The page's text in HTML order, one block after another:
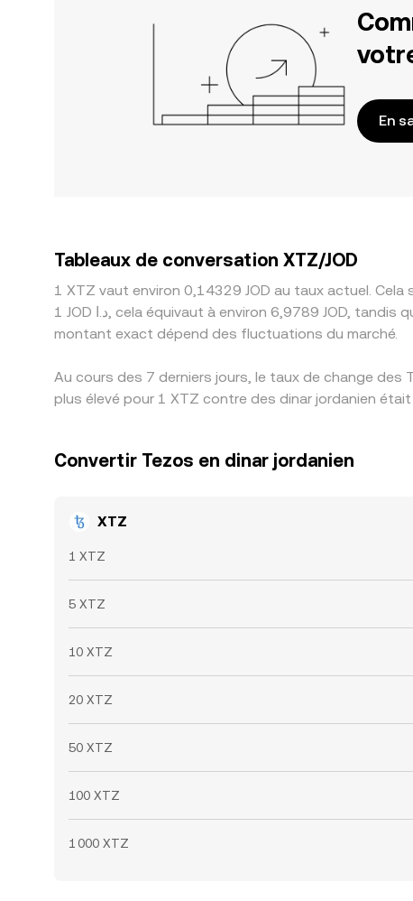
En
Tableaux de conversation XTZ/JOD
1 XTZ vaut environ 0,14329 JOD au taux actuel.
1 JOD د.ا, cela équivaut à environ 6,9789 JOD, tandis que 50 JOD د.ا équivaut à environ 348,95 JOD. Ces chiffres indiquent le taux de change des XTZ en JOD. Le
montant exact dépend des fluctuations du marché.
Au cours des 7 derniers jours, le taux de change des
plus élevé pour 1 XTZ contre des dinar jordanien
Convertir Tezos en dinar jordanien
XTZ
1 XTZ
5 XTZ
10 XTZ
20 XTZ
50 XTZ
100 XTZ
1 000 XTZ